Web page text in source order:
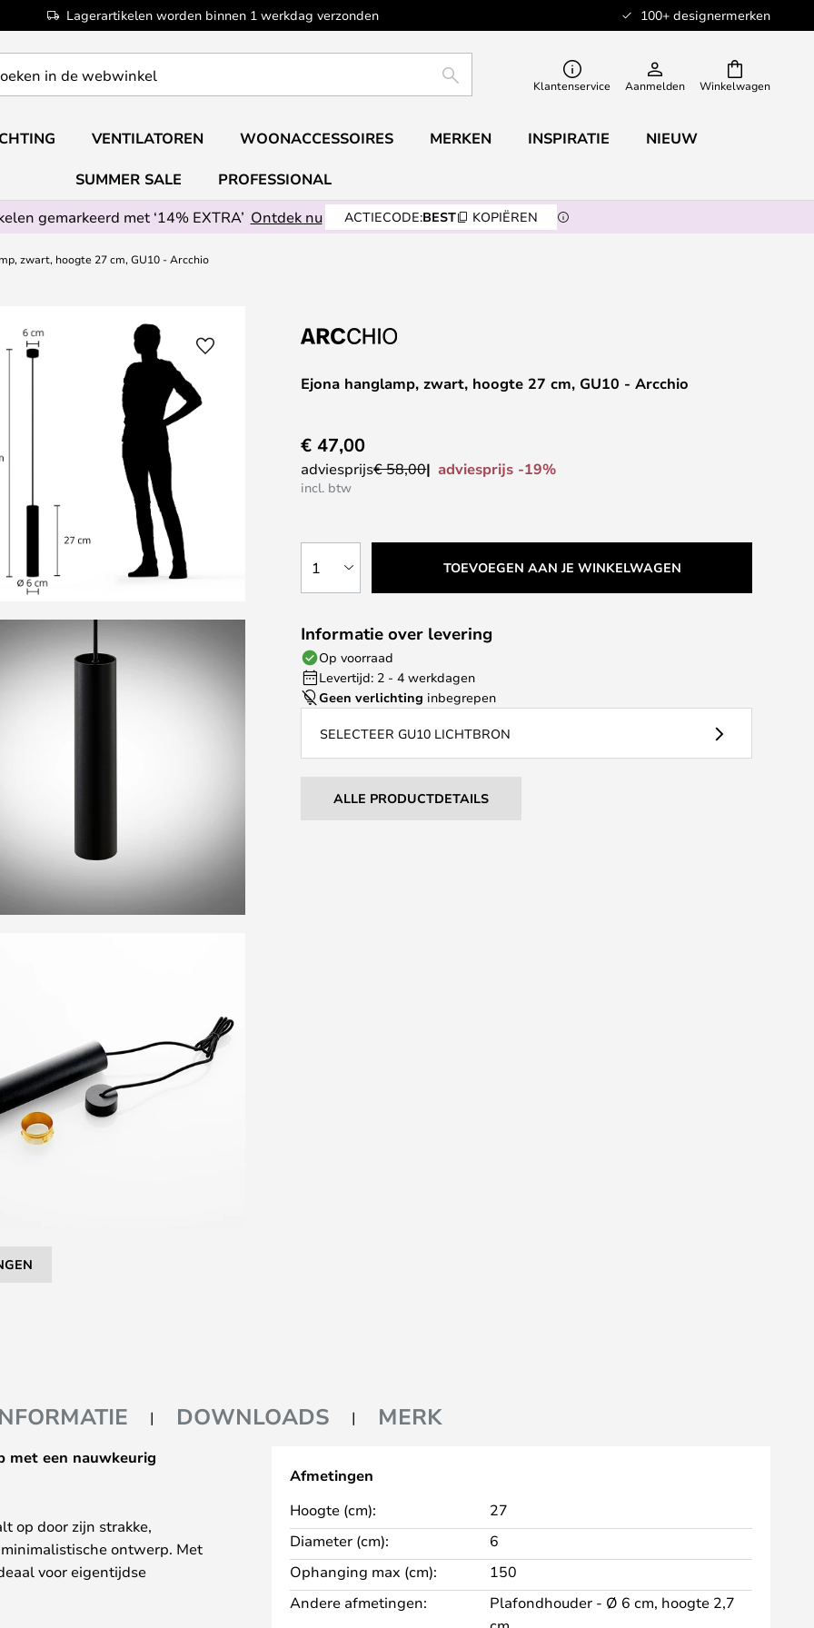
Lagerartikelen worden binnen 1 werkdag verzonden 100+ designermerken
Winkelwagen
ZOEKEN Klantenservice Aanmelden
VENTILATOREN WOONACCESSOIRES MERKEN INSPIRATIE NIEUW
SUMMER SALE
PROFESSIONAL
gemarkeerd met ‘14% EXTRA’ Ontdek nu ACTIECODE:BEST KOPIËREN
zwart, hoogte 27 cm, GU10 - Arcchio
Ejona hanglamp, zwart, hoogte 27 cm, GU10 - Arcchio
€ 47,00
adviesprijs€ 58,00 adviesprijs -19%
incl. btw
1 TOEVOEGEN AAN JE WINKELWAGEN
Informatie over levering
Op voorraad
Levertijd: 2 - 4 werkdagen
Geen verlichting inbegrepen
SELECTEER GU10 LICHTBRON
ALLE PRODUCTDETAILS
DOWNLOADS MERK
met een nauwkeurig
op door zijn strakke,
ontwerp. Met
voor eigentijdse
ruimtes.
Afmetingen
Hoogte (cm):
27
Diameter (cm):
6
Ophanging max (cm):
150
Andere afmetingen:
Plafondhouder - Ø 6 cm, hoogte 2,7